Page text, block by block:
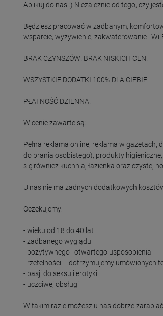
Aplikuj do nas :) Niezależnie od tego, czy
Będziesz pracować w zadbanym,
wsparcie, wyżywienie, zakwaterowanie i Wi-
BRAK CZYNSZÓW! BRAK NISKICH CEN!
WSZYSTKIE DODATKI 100% DLA CIEBIE!
PŁATNOŚĆ DZIENNA!
W cenie zawarte są:
Pełna reklama online, reklama w
do prania osobistego), produkty
się również kuchnia, łazienka oraz czyste,
U nas nie ma żadnych dodatkowych
Oczekujemy:
- wieku od 18 do 40 lat
- zadbanego wyglądu
- pozytywnego i otwartego usposobienia
- rzetelności – dotrzymujemy umówionych
- pasji do seksu i erotyki
- uczciwej obsługi
W takim razie możesz u nas dobrze